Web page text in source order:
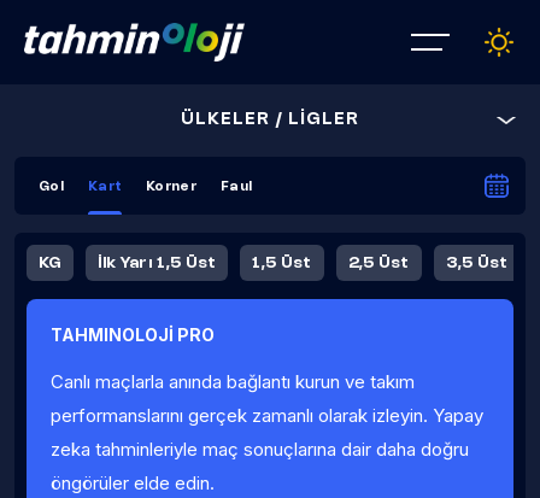
ÜLKELER / LİGLER
Gol Kart Korner Faul
KG İlk Yarı 1,5 Üst 1,5 Üst 2,5 Üst 3,5 Üst
Fauller Ortalama
TAHMINOLOJİ PRO
Canlı maçlarla anında bağlantı kurun ve takım
performanslarını gerçek zamanlı olarak izleyin. Yapay
zeka tahminleriyle maç sonuçlarına dair daha doğru
öngörüler elde edin.